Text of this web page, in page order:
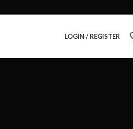
LOGIN / REGISTER